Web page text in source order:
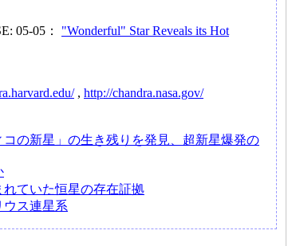
05-05： "Wonderful" Star Reveals its Hot
, http://chandra.nasa.gov/
コの新星」の生き残りを発見、超新星爆発の
ていた恒星の存在証拠
ス連星系